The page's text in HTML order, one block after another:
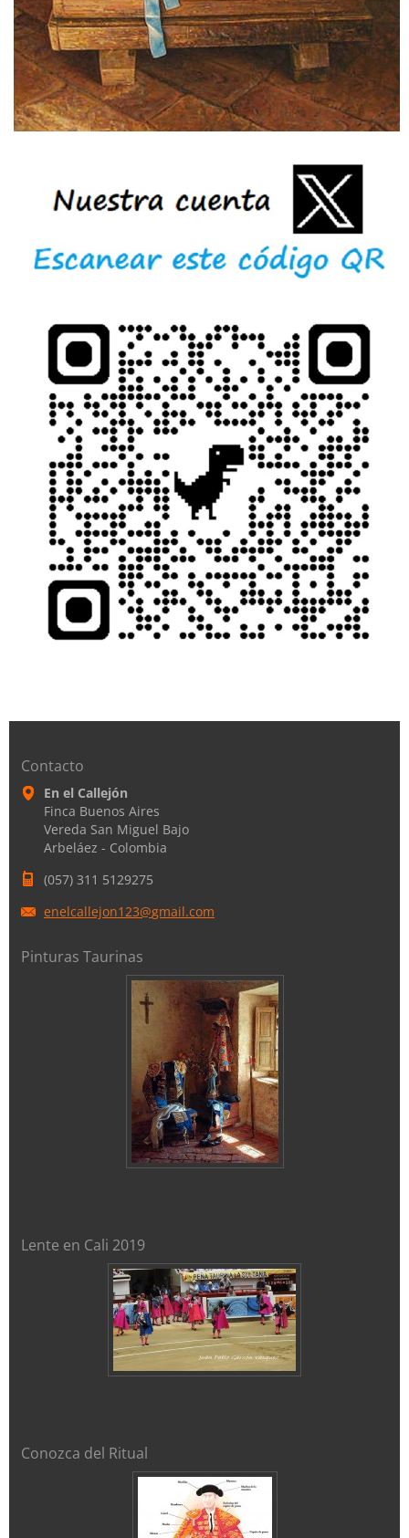
Contacto
En el Callejón
Finca Buenos Aires
Vereda San Miguel Bajo
Arbeláez - Colombia
(057) 311 5129275
enelcallejon123@gmail.com
Pinturas Taurinas
Lente en Cali 2019
Conozca del Ritual